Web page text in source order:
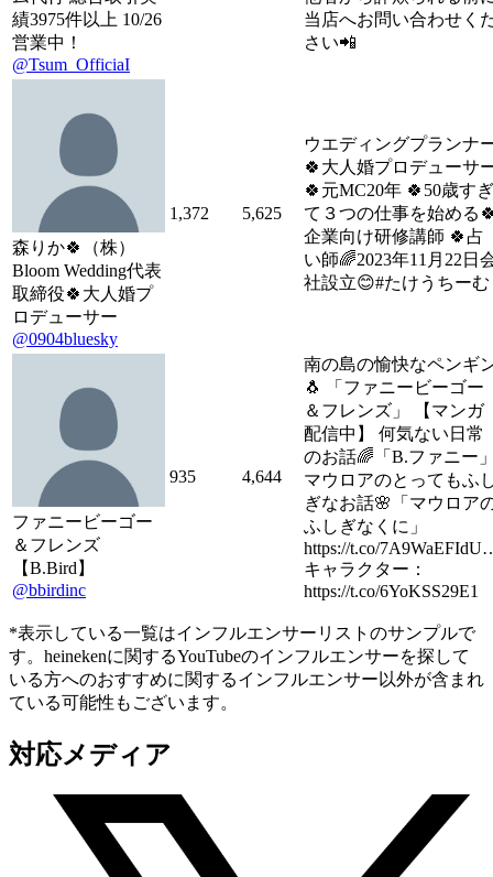
績3975件以上 10/26
営業中！
@Tsum_OfficiaI
当店へお問い合わせく
さい📲
森りか🍀（株）
Bloom Wedding代表
取締役🍀大人婚プ
ロデューサー
@0904bluesky
1,372 5,625
ウエディングプランナ
🍀大人婚プロデューサ
🍀元MC20年 🍀50歳すぎ
て３つの仕事を始める
企業向け研修講師 🍀占
い師🌈2023年11月22日
社設立😊#たけうちーむ
ファニービーゴー
＆フレンズ
【B.Bird】
@bbirdinc
935 4,644
南の島の愉快なペンギ
🐧 「ファニービーゴー
＆フレンズ」 【マンガ
配信中】 何気ない日常
のお話🌈「B.ファニー
マウロアのとってもふ
ぎなお話🌸「マウロア
ふしぎなくに」
https://t.co/
キャラクター：
https://t.co/6YoKSS29E1
*表示している一覧はインフルエンサーリストのサンプルで
す。heinekenに関するYouTubeのインフルエンサーを探して
いる方へのおすすめに関するインフルエンサー以外が含まれ
ている可能性もございます。
対応メディア